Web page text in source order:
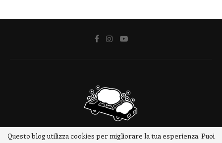
Questo blog utilizza cookies per migliorare la tua esperienza. Puoi